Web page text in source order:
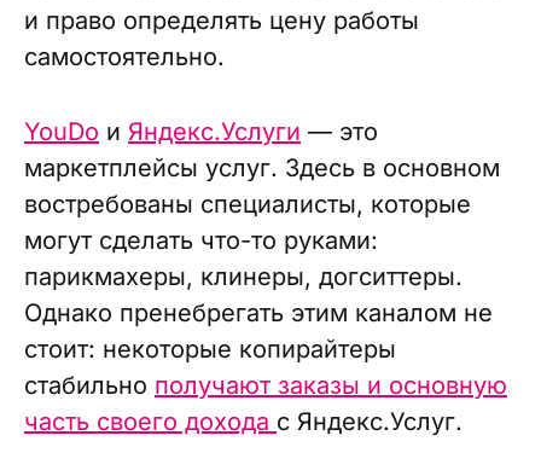
и право определять цену работы
самостоятельно.
YouDo и Яндекс.Услуги — это
маркетплейсы услуг. Здесь в основном
востребованы специалисты, которые
могут сделать что-то руками:
парикмахеры, клинеры, догситтеры.
Однако пренебрегать этим каналом не
стоит: некоторые копирайтеры
стабильно получают заказы и основную
часть своего дохода с Яндекс.Услуг.